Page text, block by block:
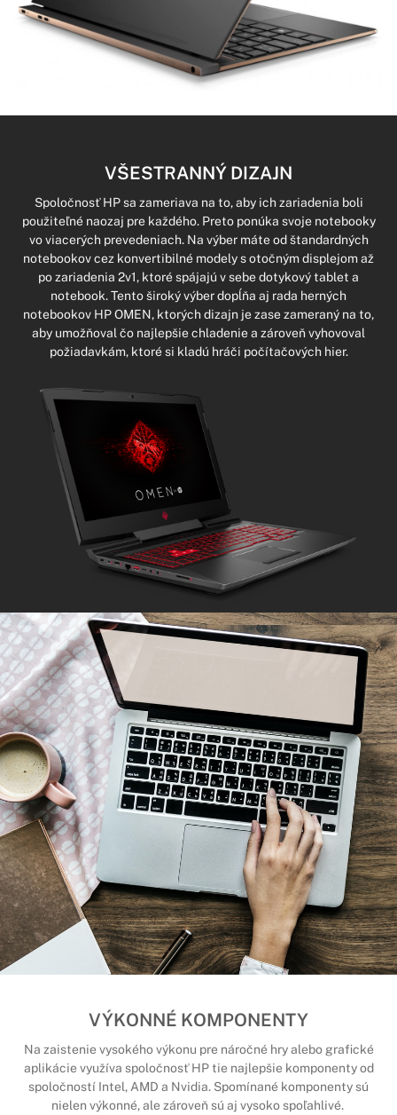
VŠESTRANNÝ DIZAJN
Spoločnosť HP sa zameriava na to, aby ich zariadenia boli
použiteľné naozaj pre každého. Preto ponúka svoje notebooky
vo viacerých prevedeniach. Na výber máte od štandardných
notebookov cez konvertibilné modely s otočným displejom až
po zariadenia 2v1, ktoré spájajú v sebe dotykový tablet a
notebook. Tento široký výber dopĺňa aj rada herných
notebookov HP OMEN, ktorých dizajn je zase zameraný na to,
aby umožňoval čo najlepšie chladenie a zároveň vyhovoval
požiadavkám, ktoré si kladú hráči počítačových hier.
VÝKONNÉ KOMPONENTY
Na zaistenie vysokého výkonu pre náročné hry alebo grafické
aplikácie využíva spoločnosť HP tie najlepšie komponenty od
spoločností Intel, AMD a Nvidia. Spomínané komponenty sú
nielen výkonné, ale zároveň sú aj vysoko spoľahlivé.